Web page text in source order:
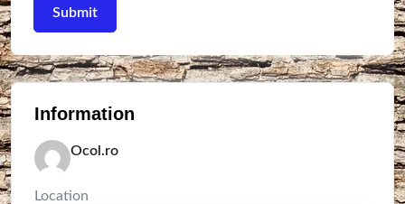
Information
Ocol.ro
Location